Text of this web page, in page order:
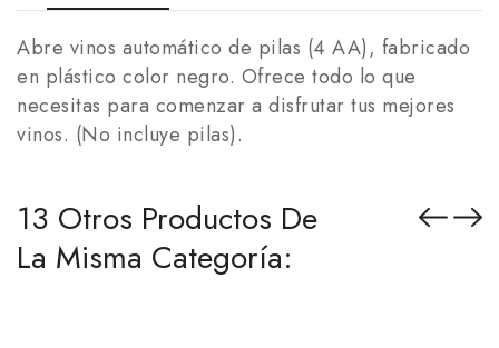
Abre vinos automático de pilas (4 AA), fabricado
en plástico color negro. Ofrece todo lo que
necesitas para comenzar a disfrutar tus mejores
vinos. (No incluye pilas).
13 Otros Productos De
La Misma Categoría: